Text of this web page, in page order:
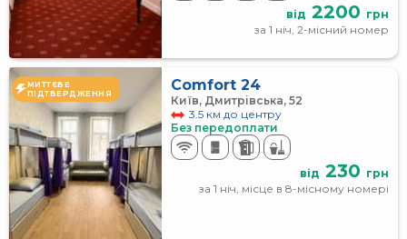
від 2200 грн
за 1 ніч, 2-місний номер
МИТТЄВЕ
ПІДТВЕРДЖЕННЯ
Comfort 24
Київ, Дмитрівська, 52
3.5 км до центру
Без передоплати
від 230 грн
за 1 ніч, місце в 8-місному номері